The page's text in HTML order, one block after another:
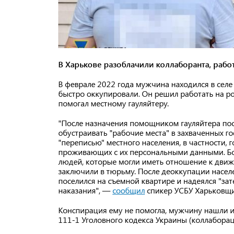
В Харькове разоблачили коллаборанта,
В феврале 2022 года мужчина находился в
быстро оккупировали. Он решил работать на
помогал местному гауляйтеру.
"После назначения помощником гауляйтера
обустраивать "рабочие места" в захваченных
"переписью" местного населения, в частности,
проживающих с их персональными данными.
людей, которые могли иметь отношение к
заключили в тюрьму. После деоккупации
поселился на съемной квартире и надеялся
наказания", —сообщилспикер УСБУ
Конспирация ему не помогла, мужчину нашли
111-1 Уголовного кодекса Украины